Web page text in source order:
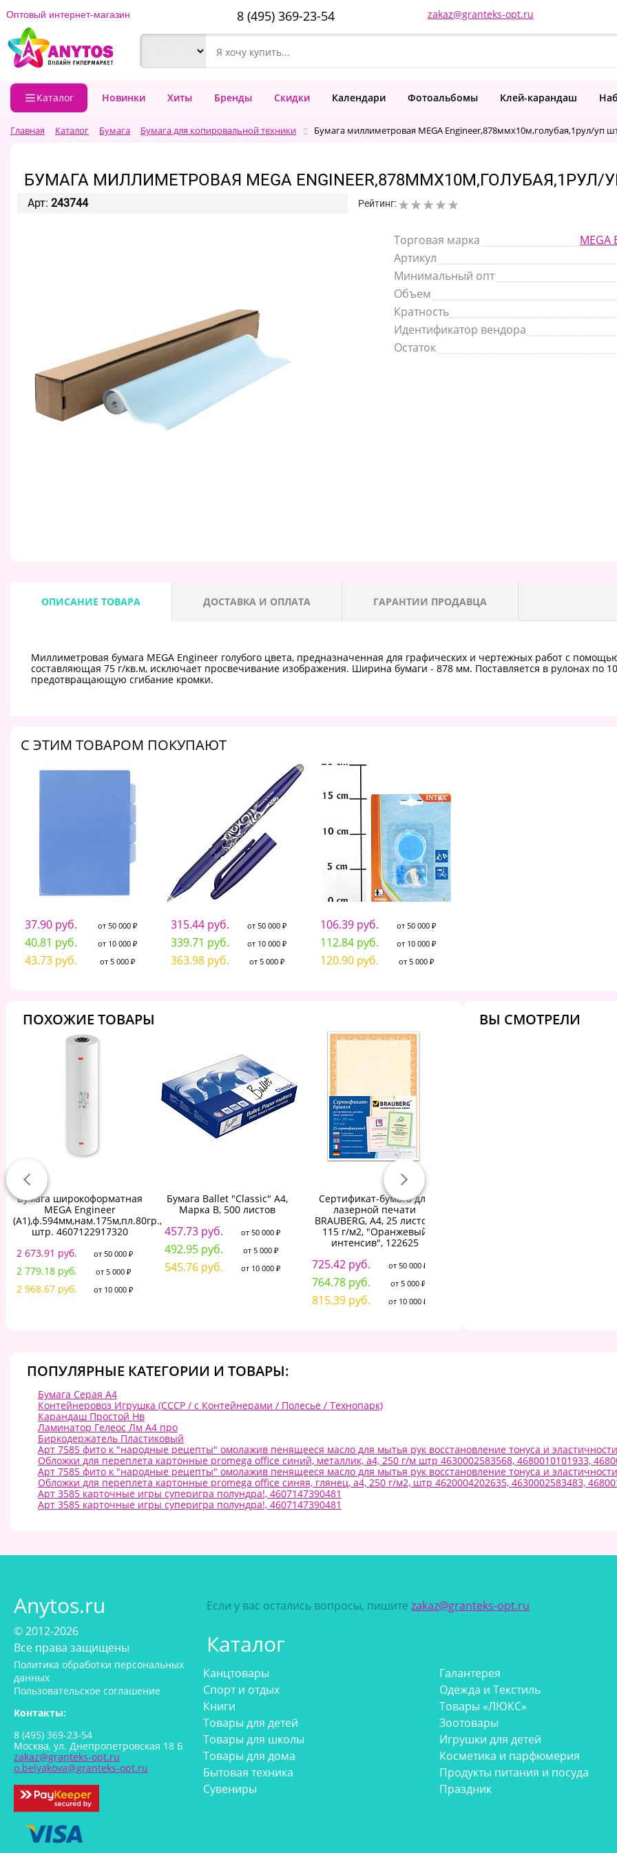
Оптовый интернет-магазин 8 (495) 369-23-54 zakaz@granteks-opt.ru
Каталог Новинки Хиты Бренды Скидки Календари Фотоальбомы Клей-карандаш
Главная Каталог Бумага Бумага для копировальной техники Бумага миллиметровая MEGA Engineer,878ммх10м,голубая,1рул/уп
БУМАГА МИЛЛИМЕТРОВАЯ MEGA ENGINEER,878ММХ10М,ГОЛУБАЯ,1РУЛ/
Арт: 243744 Рейтинг:
Торговая марка
MEGA
Артикул
Минимальный опт
Объем
Кратность
Идентификатор вендора
Остаток
ОПИСАНИЕ ТОВАРА ДОСТАВКА И ОПЛАТА ГАРАНТИИ ПРОДАВЦА
Миллиметровая бумага MEGA Engineer голубого цвета, предназначенная для графических и чертежных работ с
составляющая 75 г/кв.м, исключает просвечивание изображения. Ширина бумаги - 878 мм. Поставляется в рулонах по
предотвращающую сгибание кромки.
C ЭТИМ ТОВАРОМ ПОКУПАЮТ
37.90 руб. от 50 000 ₽
40.81 руб. от 10 000 ₽
43.73 руб. от 5 000 ₽
315.44 руб. от 50 000 ₽
339.71 руб. от 10 000 ₽
363.98 руб. от 5 000 ₽
106.39 руб. от 50 000 ₽
112.84 руб. от 10 000 ₽
120.90 руб. от 5 000 ₽
ПОХОЖИЕ ТОВАРЫ
Бумага широкоформатная
MEGA Engineer
(А1),ф.594мм,нам.175м,пл.80гр.,
штр. 4607122917320
2 673.91 руб.
от 50 000 ₽
2 779.18 руб. от 5 000 ₽
2 968.67 руб. от 10 000 ₽
Бумага Ballet "Classic" А4,
Марка В, 500 листов
457.73 руб. от 50 000 ₽
492.95 руб. от 5 000 ₽
545.76 руб. от 10 000 ₽
Сертификат-бумага для
лазерной печати
BRAUBERG, А4, 25 листов,
115 г/м2, "Оранжевый
интенсив", 122625
725.42 руб. от 50 000 ₽
764.78 руб. от 5 000 ₽
815.39 руб. от 10 000 ₽
ВЫ СМОТРЕЛИ
ПОПУЛЯРНЫЕ КАТЕГОРИИ И ТОВАРЫ:
Бумага Серая А4
Контейнеровоз Игрушка (СССР / с Контейнерами / Полесье / Технопарк)
Карандаш Простой Нв
Ламинатор Гелеос Лм A4 про
Биркодержатель Пластиковый
Арт 7585 фито к "народные рецепты" омолажив пенящееся масло для мытья рук восстановление тонуса и
Обложки для переплета картонные promega office синий, металлик, a4, 250 г/м штр 4630002583568, 4680010101933,
Арт 7585 фито к "народные рецепты" омолажив пенящееся масло для мытья рук восстановление тонуса и
Обложки для переплета картонные promega office синяя, глянец, а4, 250 г/м2, штр 4620004202635, 4630002583483,
Арт 3585 карточные игры суперигра полундра!, 4607147390481
Арт 3585 карточные игры суперигра полундра!, 4607147390481
Anytos.ru
© 2012-2026
Все права защищены
Политика обработки персональных
данных
Пользовательское соглашение
Контакты:
8 (495) 369-23-54
Москва, ул. Днепропетровская 18 Б
zakaz@granteks-opt.ru
o.belyakova@granteks-opt.ru
Если у вас остались вопросы, пишите zakaz@granteks-opt.ru
Каталог
Канцтовары
Спорт и отдых
Книги
Товары для детей
Товары для школы
Товары для дома
Бытовая техника
Сувениры
Галантерея
Одежда и Текстиль
Товары «ЛЮКС»
Зоотовары
Игрушки для детей
Косметика и парфюмерия
Продукты питания и посуда
Праздник